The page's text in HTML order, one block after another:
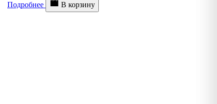
Подробнее
В корзину